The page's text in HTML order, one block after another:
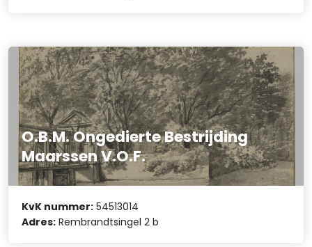
O.B.M. Ongedierte Bestrijding
Maarssen V.O.F.
KvK nummer: 54513014
Adres: Rembrandtsingel 2 b